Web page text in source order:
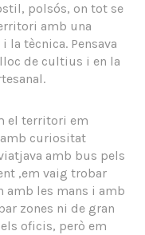
polsós, on tot se
amb una
la tècnica. Pensava
de cultius i en la
el territori em
curiositat
amb bus pels
,em vaig trobar
amb les mans i amb
zones ni de gran
oficis, però em